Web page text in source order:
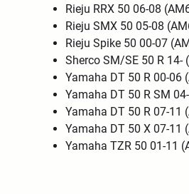
Rieju RRX 50 06-08
Rieju SMX 50 05-08
Rieju Spike 50 00-07
Sherco SM/SE 50 R 14-
Yamaha DT 50 R 00-06
Yamaha DT 50 R SM
Yamaha DT 50 R 07-11
Yamaha DT 50 X 07-11
Yamaha TZR 50 01-11